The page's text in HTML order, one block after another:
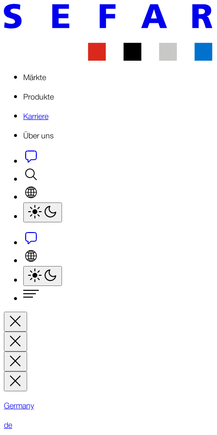
Märkte
Produkte
Karriere
Über uns
Germany
de